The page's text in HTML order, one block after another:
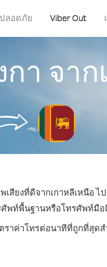
ลอดภัย Viber Out
า จาก
งที่ดีจากเกาหลีเหนือ ไป
ท์พื้นฐานหรือโทรศัพท์มือ
าค่าโทรต่อนาทีที่ถูกที่สุด